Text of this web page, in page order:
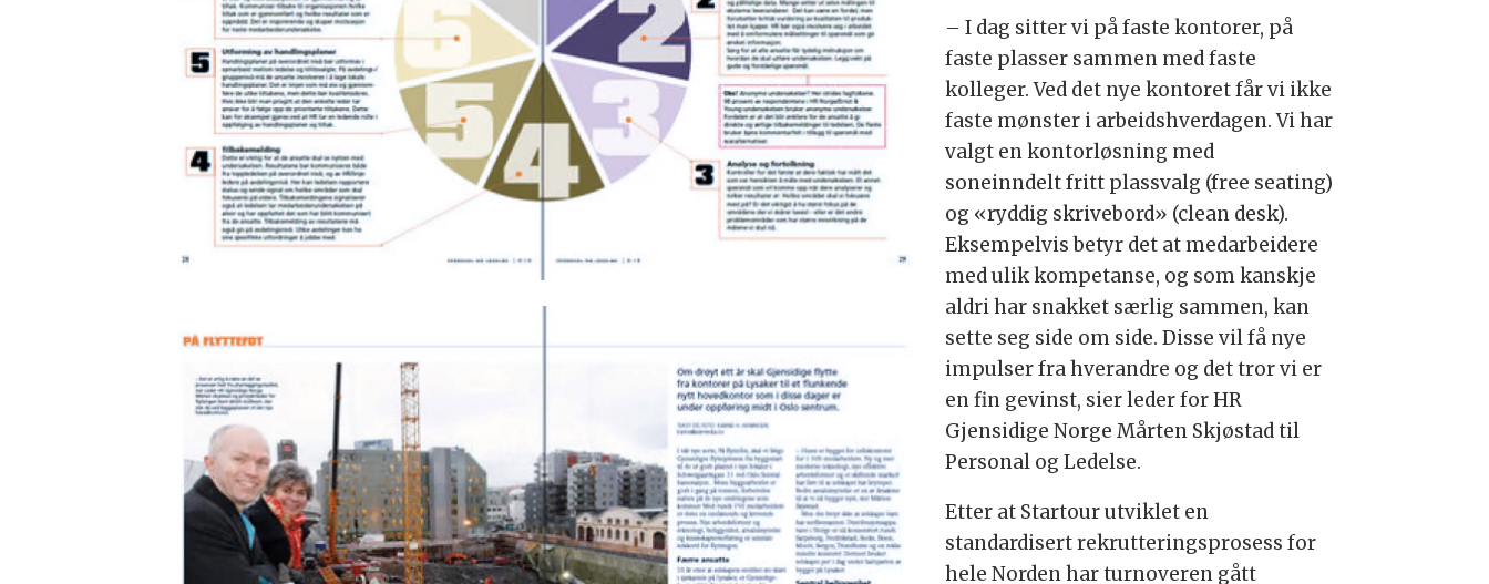
– I dag sitter vi på faste kontorer, på
faste plasser sammen med faste
kolleger. Ved det nye kontoret får vi ikke
faste mønster i arbeidshverdagen. Vi har
valgt en kontorløsning med
soneinndelt fritt plassvalg (free seating)
og «ryddig skrivebord» (clean desk).
Eksempelvis betyr det at medarbeidere
med ulik kompetanse, og som kanskje
aldri har snakket særlig sammen, kan
sette seg side om side. Disse vil få nye
impulser fra hverandre og det tror vi er
en fin gevinst, sier leder for HR
Gjensidige Norge Mårten Skjøstad til
Personal og Ledelse.
Etter at Startour utviklet en
standardisert rekrutteringsprosess for
hele Norden har turnoveren gått